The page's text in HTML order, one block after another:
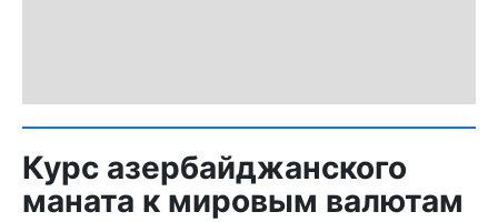
Курс азербайджанского
маната к мировым валютам